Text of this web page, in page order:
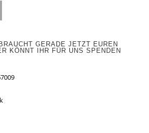
GERADE JETZT EUREN
KÖNNT IHR FÜR UNS SPENDEN